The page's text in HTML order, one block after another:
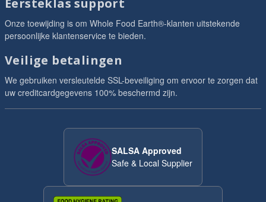
Eersteklas support
Onze toewijding is om Whole Food Earth®-klanten uitstekende
persoonlijke klantenservice te bieden.
Veilige betalingen
We gebruiken versleutelde SSL-beveiliging om ervoor te zorgen dat
uw creditcardgegevens 100% beschermd zijn.
SALSA Approved
Safe & Local Supplier